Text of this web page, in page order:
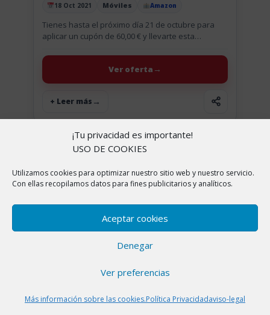
¡Tu privacidad es importante!
USO DE COOKIES
Utilizamos cookies para optimizar nuestro sitio web y nuestro servicio.
Con ellas recopilamos datos para fines publicitarios y analíticos.
Aceptar cookies
Denegar
Ver preferencias
Más información sobre las cookies.Política Privacidadaviso-legal
Publicado el
18 Oct 2021 Móviles Amazon
Tienes hasta el próximo día 21 de octubre para
aplicar un cupón de 60,00 € y llevarte esta
+ Leer más
Ver oferta